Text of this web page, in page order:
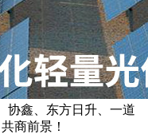
协鑫、东方日升、一道
商前景！